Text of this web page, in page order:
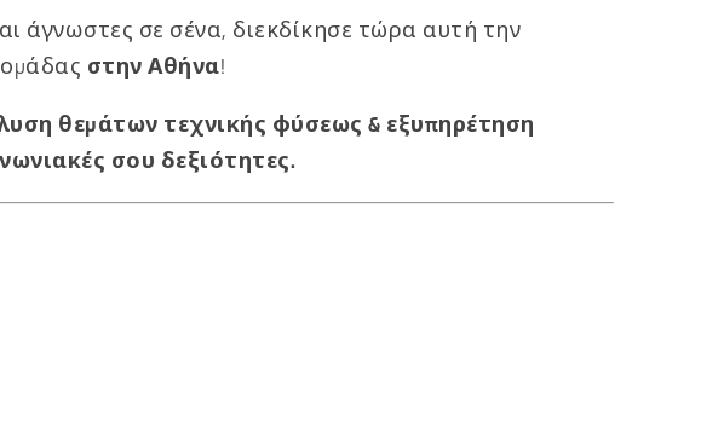
άγνωστες σε σένα, διεκδίκησε τώρα αυτή την
στην Αθήνα!
θεμάτων τεχνικής φύσεως & εξυπηρέτηση
σου δεξιότητες.